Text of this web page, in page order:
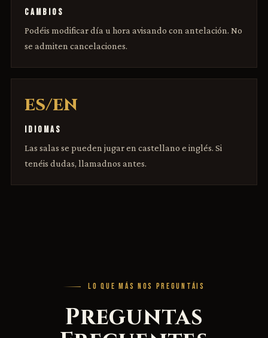
CAMBIOS
Podéis modificar día u hora avisando con antelación. No
se admiten cancelaciones.
ES/EN
IDIOMAS
Las salas se pueden jugar en castellano e inglés. Si
tenéis dudas, llamadnos antes.
LO QUE MÁS NOS PREGUNTÁIS
Preguntas